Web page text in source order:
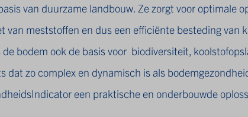
van duurzame landbouw. Ze zorgt voor optimale
van meststoffen en dus een efficiënte besteding van
bodem ook de basis voor biodiversiteit,
dat zo complex en dynamisch is als
een praktische en onderbouwde